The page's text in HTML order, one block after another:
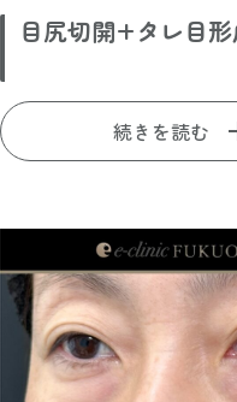
目尻切開+タレ目
続きを読む